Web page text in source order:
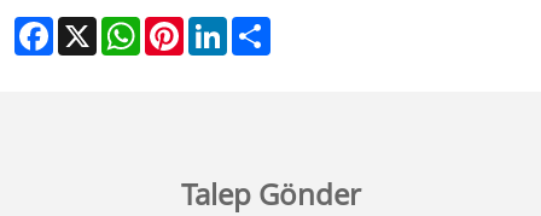
Facebook
X WhatsAppPinterestLinkedIn
Talep Gönder